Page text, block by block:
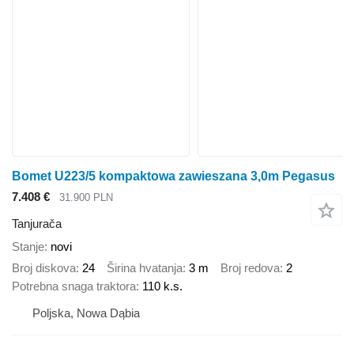
Bomet U223/5 kompaktowa zawieszana 3,0m Pegasus
7.408 €
31.900 PLN
Tanjurača
Stanje novi
Broj diskova 24 Širina hvatanja 3 m Broj redova 2
Potrebna snaga traktora 110 k.s.
Poljska, Nowa Dąbia